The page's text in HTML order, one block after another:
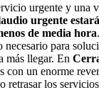
urgente y una
urgente
de media hora
para
más llegar. En
con un enorme
retrasar los